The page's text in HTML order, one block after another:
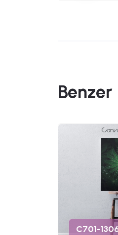
C701-